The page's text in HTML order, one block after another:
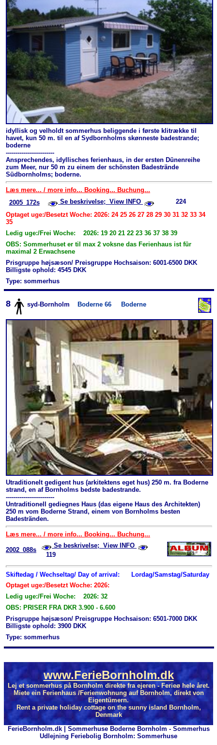
idyllisk og velholdt sommerhus beliggende i første klitrække til
havet, kun 50 m. til en af Sydbornholms skønneste badestrande;
boderne
-------------------------
Ansprechendes, idyllisches ferienhaus, in der ersten Dünenreihe
zum Meer, nur 50 m zu einem der schönsten Badestrände
Südbornholms; boderne.
Læs mere... / more info... Booking... Buchung...
2005_172s
Se beskrivelse; View INFO
224
Optaget uge:/Besetzt Woche: 2026: 24 25 26 27 28 29 30 31 32 33 34
35
Ledig uge:/Frei Woche: 2026: 19 20 21 22 23 36 37 38 39
OBS: Sommerhuset er til max 2 voksne das Ferienhaus ist für
maximal 2 Erwachsene
Prisgruppe højsæson/ Preisgruppe Hochsaison: 6001-6500 DKK
Billigste ophold: 4545 DKK
Type: sommerhus
8 syd-Bornholm Boderne 66 Boderne
Utraditionelt gedigent hus (arkitektens eget hus) 250 m. fra Boderne
strand, en af Bornholms bedste badestrande.
-------------------------
Untraditionell gediegnes Haus (das eigene Haus des Architekten)
250 m vom Boderne Strand, einem von Bornholms besten
Badestränden.
Læs mere... / more info... Booking... Buchung...
2002_088s
Se beskrivelse; View INFO
119
Skiftedag / Wechseltag/ Day of arrival: Lordag/Samstag/Saturday
Optaget uge:/Besetzt Woche: 2026:
Ledig uge:/Frei Woche: 2026: 32
OBS: PRISER FRA DKR 3.900 - 6.600
Prisgruppe højsæson/ Preisgruppe Hochsaison: 6501-7000 DKK
Billigste ophold: 3900 DKK
Type: sommerhus
www.FerieBornholm.dk
Lej et sommerhus på Bornholm direkte fra ejeren - Ferieø hele året.
Miete ein Ferienhaus /Ferienwohnung auf Bornholm, direkt von
Eigentümern.
Rent a private holiday cottage on the sunny island Bornholm,
Denmark
FerieBornholm.dk | Sommerhuse Boderne Bornholm - Sommerhus
Udlejning Feriebolig Bornholm: Sommerhuse